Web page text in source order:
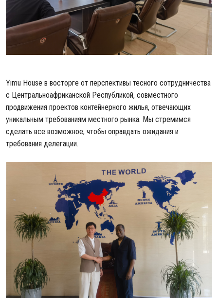
Yimu House в восторге от перспективы тесного сотрудничества
с Центральноафриканской Республикой, совместного
продвижения проектов контейнерного жилья, отвечающих
уникальным требованиям местного рынка. Мы стремимся
сделать все возможное, чтобы оправдать ожидания и
требования делегации.